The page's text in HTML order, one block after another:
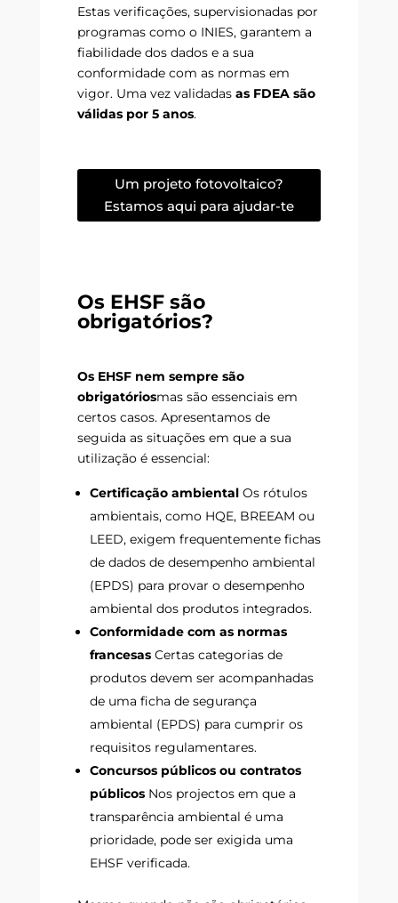
Estas verificações, supervisionadas por
programas como o INIES, garantem a
fiabilidade dos dados e a sua
conformidade com as normas em
vigor. Uma vez validadas as FDEA são
válidas por 5 anos.
Um projeto fotovoltaico?
Estamos aqui para ajudar-te
Os EHSF são
obrigatórios?
Os EHSF nem sempre são
obrigatóriosmas são essenciais em
certos casos. Apresentamos de
seguida as situações em que a sua
utilização é essencial:
Certificação ambientalOs rótulos
ambientais, como HQE, BREEAM ou
LEED, exigem frequentemente fichas
de dados de desempenho ambiental
(EPDS) para provar o desempenho
ambiental dos produtos integrados.
Conformidade com as normas
francesasCertas categorias de
produtos devem ser acompanhadas
de uma ficha de segurança
ambiental (EPDS) para cumprir os
requisitos regulamentares.
Concursos públicos ou contratos
públicosNos projectos em que a
transparência ambiental é uma
prioridade, pode ser exigida uma
EHSF verificada.